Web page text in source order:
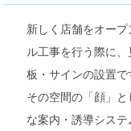
新しく店舗をオー
ル工事を行う際に
板・サインの設置で
その空間の「顔」
な案内・誘導シス